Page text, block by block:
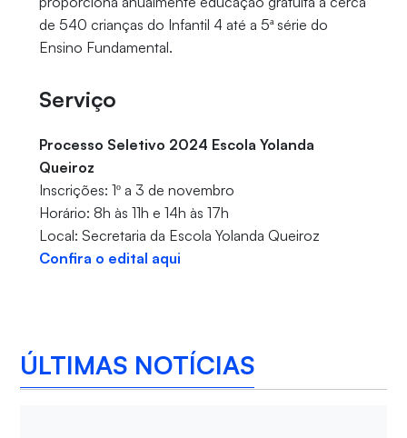
de 540 crianças do Infantil 4 até a 5ª série do
Ensino Fundamental.
Serviço
Processo Seletivo 2024 Escola Yolanda
Queiroz
Inscrições: 1º a 3 de novembro
Horário: 8h às 11h e 14h às 17h
Local: Secretaria da Escola Yolanda Queiroz
Confira o edital aqui
ÚLTIMAS NOTÍCIAS